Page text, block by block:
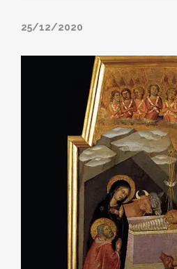
25/12/2020